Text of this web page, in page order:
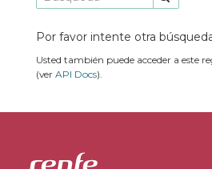
Por favor intente otra
Usted también puede acceder a este
(ver API Docs).